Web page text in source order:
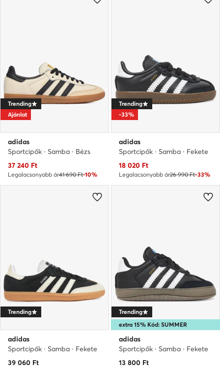
Trending
Ajánlat
adidas
Sportcipők · Samba · Bézs
Aktuális ár
37 240 Ft
Legalacsonyabb ár41 690 Ft-10%
Trending
-33%
adidas
Sportcipők · Samba · Fekete
Aktuális ár
18 020 Ft
Legalacsonyabb ár26 990 Ft-33%
Trending
adidas
Sportcipők · Samba · Fekete
39 060 Ft
extra 15% Kód: SUMMER
Trending
adidas
Sportcipők · Samba · Fekete
13 800 Ft